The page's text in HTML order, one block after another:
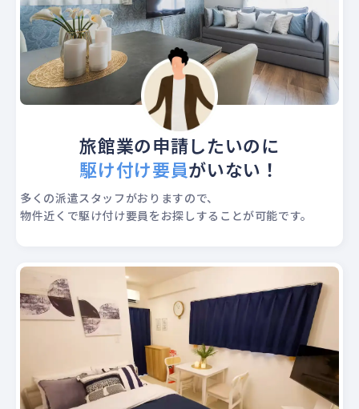
旅館業の申請したいのに
駆け付け要員がいない！
多くの派遣スタッフがおりますので、
物件近くで駆け付け要員をお探しすることが可能です。